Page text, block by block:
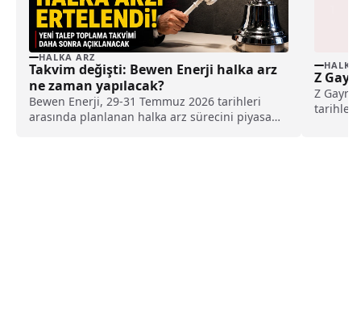
HALKA ARZ
Takvim değişti: Bewen Enerji halka arz
ne zaman yapılacak?
Bewen Enerji, 29-31 Temmuz 2026 tarihleri
arasında planlanan halka arz sürecini piyasa
HALKA
Z
Z
tarihleri,